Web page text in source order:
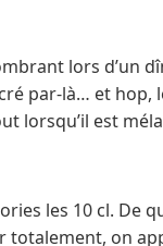
lors d’un
par-là… et hop,
lorsqu’il est
les 10 cl.
totalement, on